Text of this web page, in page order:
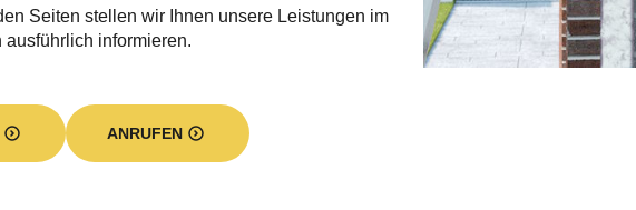
Seiten stellen wir Ihnen unsere Leistungen im
ausführlich informieren.
ANRUFEN